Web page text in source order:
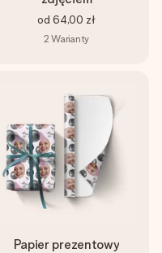
od 64,00 zł
2 Warianty
Papier prezentowy